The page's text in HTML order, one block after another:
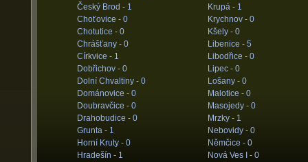
Český Brod - 1
Choťovice - 0
Chotutice - 0
Chrášťany - 0
Církvice - 1
Dobřichov - 0
Dolní Chvaltiny - 0
Dománovice - 0
Doubravčice - 0
Drahobudice - 0
Grunta - 1
Horní Kruty - 0
Hradešín - 1
Krupá - 1
Krychnov - 0
Kšely - 0
Libenice - 5
Libodřice - 0
Lipec - 0
Lošany - 0
Malotice - 0
Masojedy - 0
Mrzky - 1
Nebovidy - 0
Němčice - 0
Nová Ves I - 0